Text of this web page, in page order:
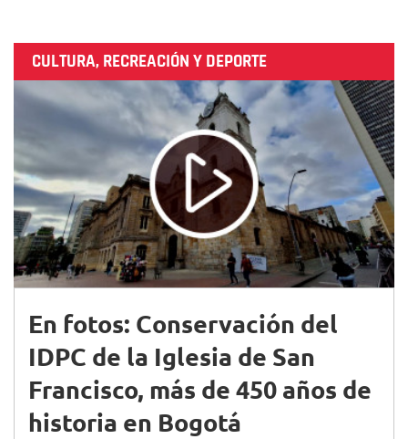
CULTURA, RECREACIÓN Y DEPORTE
En fotos: Conservación del
IDPC de la Iglesia de San
Francisco, más de 450 años de
historia en Bogotá